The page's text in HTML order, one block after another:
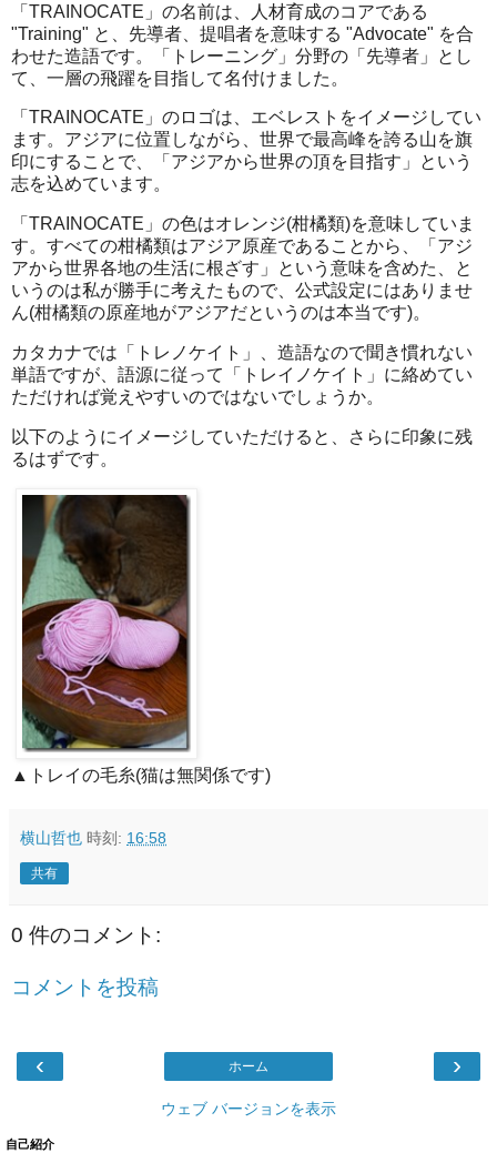
「TRAINOCATE」の名前は、人材育成のコアである
"Training" と、先導者、提唱者を意味する "Advocate" を合
わせた造語です。「トレーニング」分野の「先導者」とし
て、一層の飛躍を目指して名付けました。
「TRAINOCATE」のロゴは、エベレストをイメージしてい
ます。アジアに位置しながら、世界で最高峰を誇る山を旗
印にすることで、「アジアから世界の頂を目指す」という
志を込めています。
「TRAINOCATE」の色はオレンジ(柑橘類)を意味していま
す。すべての柑橘類はアジア原産であることから、「アジ
アから世界各地の生活に根ざす」という意味を含めた、と
いうのは私が勝手に考えたもので、公式設定にはありませ
ん(柑橘類の原産地がアジアだというのは本当です)。
カタカナでは「トレノケイト」、造語なので聞き慣れない
単語ですが、語源に従って「トレイノケイト」に絡めてい
ただければ覚えやすいのではないでしょうか。
以下のようにイメージしていただけると、さらに印象に残
るはずです。
▲トレイの毛糸(猫は無関係です)
横山哲也 時刻: 16:58
共有
0 件のコメント:
コメントを投稿
‹ ›
ホーム
ウェブ バージョンを表示
自己紹介